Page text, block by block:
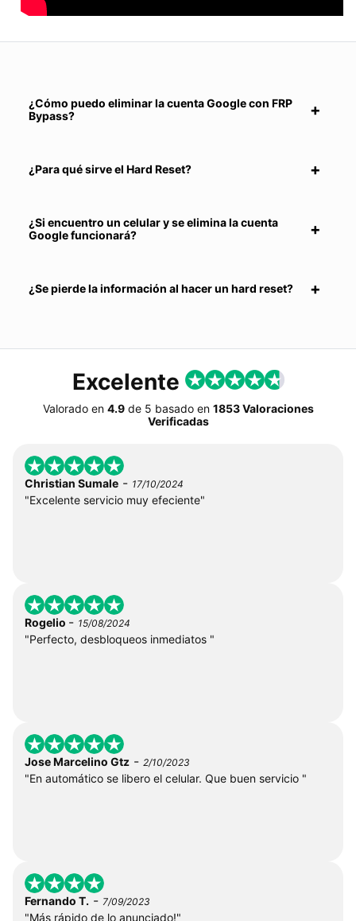
¿Cómo puedo eliminar la cuenta Google con FRP
Bypass?
¿Para qué sirve el Hard Reset?
¿Si encuentro un celular y se elimina la cuenta
Google funcionará?
¿Se pierde la información al hacer un hard reset?
Excelente
Valorado en 4.9de 5 basado en 1853 Valoraciones
Verificadas
Christian Sumale - 17/10/2024
"Excelente servicio muy efeciente"
Rogelio - 15/08/2024
"Perfecto, desbloqueos inmediatos "
Jose Marcelino Gtz - 2/10/2023
"En automático se libero el celular. Que buen servicio "
Fernando T. - 7/09/2023
"Más rápido de lo anunciado!"